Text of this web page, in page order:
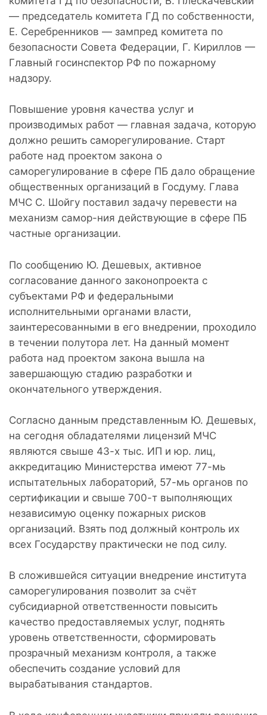
— председатель комитета ГД по собственности,
Е. Серебренников — зампред комитета по
безопасности Совета Федерации, Г. Кириллов —
Главный госинспектор РФ по пожарному
надзору.
Повышение уровня качества услуг и
производимых работ — главная задача, которую
должно решить саморегулирование. Старт
работе над проектом закона о
саморегулирование в сфере ПБ дало обращение
общественных организаций в Госдуму. Глава
МЧС С. Шойгу поставил задачу перевести на
механизм самор-ния действующие в сфере ПБ
частные организации.
По сообщению Ю. Дешевых, активное
согласование данного законопроекта с
субъектами РФ и федеральными
исполнительными органами власти,
заинтересованными в его внедрении, проходило
в течении полутора лет. На данный момент
работа над проектом закона вышла на
завершающую стадию разработки и
окончательного утверждения.
Согласно данным представленным Ю. Дешевых,
на сегодня обладателями лицензий МЧС
являются свыше 43-х тыс. ИП и юр. лиц,
аккредитацию Министерства имеют 77-мь
испытательных лабораторий, 57-мь органов по
сертификации и свыше 700-т выполняющих
независимую оценку пожарных рисков
организаций. Взять под должный контроль их
всех Государству практически не под силу.
В сложившейся ситуации внедрение института
саморегулирования позволит за счёт
субсидиарной ответственности повысить
качество предоставляемых услуг, поднять
уровень ответственности, сформировать
прозрачный механизм контроля, а также
обеспечить создание условий для
вырабатывания стандартов.